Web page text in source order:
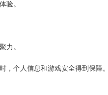
验。
力。
，个人信息和游戏安全得到保障。